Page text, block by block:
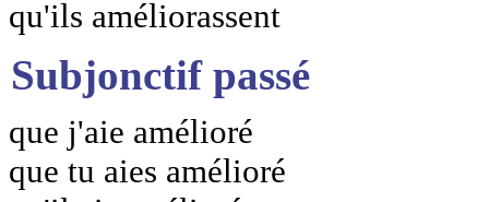
qu'ils améliorassent
Subjonctif passé
que j'aie amélioré
que tu aies amélioré